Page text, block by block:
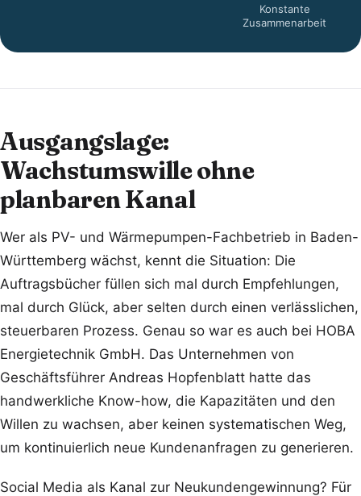
Konstante
Zusammenarbeit
Ausgangslage:
Wachstumswille ohne
planbaren Kanal
Wer als PV- und Wärmepumpen-Fachbetrieb in Baden-
Württemberg wächst, kennt die Situation: Die
Auftragsbücher füllen sich mal durch Empfehlungen,
mal durch Glück, aber selten durch einen verlässlichen,
steuerbaren Prozess. Genau so war es auch bei HOBA
Energietechnik GmbH. Das Unternehmen von
Geschäftsführer Andreas Hopfenblatt hatte das
handwerkliche Know-how, die Kapazitäten und den
Willen zu wachsen, aber keinen systematischen Weg,
um kontinuierlich neue Kundenanfragen zu generieren.
Social Media als Kanal zur Neukundengewinnung? Für